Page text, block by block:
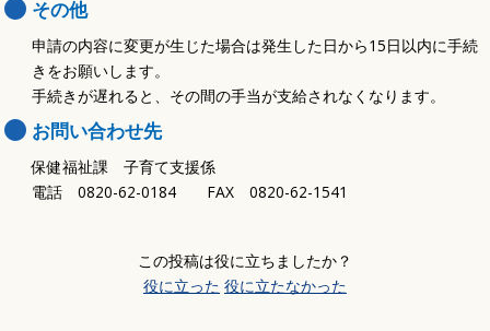
その他
申請の内容に変更が生じた場合は発生した日から15日以内に手続
きをお願いします。
手続きが遅れると、その間の手当が支給されなくなります。
お問い合わせ先
保健福祉課 子育て支援係
電話 0820-62-0184 FAX 0820-62-1541
この投稿は役に立ちましたか？
役に立った 役に立たなかった